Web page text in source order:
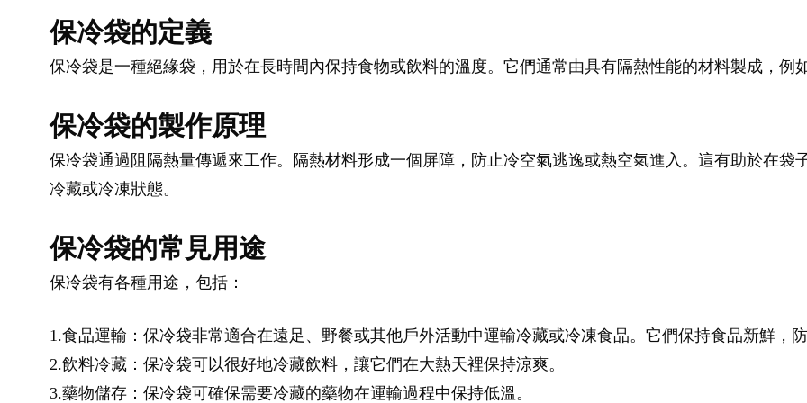
保冷袋的定義
保冷袋是一種絕緣袋，用於在長時間內保持食物或飲料的溫度。它們通常由具有隔熱性能的材料製成，例
保冷袋的製作原理
保冷袋通過阻隔熱量傳遞來工作。隔熱材料形成一個屏障，防止冷空氣逃逸或熱空氣進入。這有助於在袋
冷藏或冷凍狀態。
保冷袋的常見用途
保冷袋有各種用途，包括：
1.食品運輸：保冷袋非常適合在遠足、野餐或其他戶外活動中運輸冷藏或冷凍食品。它們保持食品新鮮，
2.飲料冷藏：保冷袋可以很好地冷藏飲料，讓它們在大熱天裡保持涼爽。
3.藥物儲存：保冷袋可確保需要冷藏的藥物在運輸過程中保持低溫。